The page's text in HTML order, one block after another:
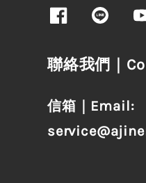
聯絡我們｜
信箱｜Email: